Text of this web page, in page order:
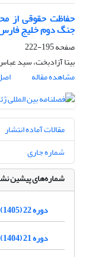
حفاظت حقوقی از
جنگ دوم خلیج
صفحه195-222
بیتا آزادبخت، سید
مشاهده مقاله
مقالات آماده انتشار
شماره جاری
شماره‌های پیشین
دوره 22 (1405)
دوره 21 (1404)